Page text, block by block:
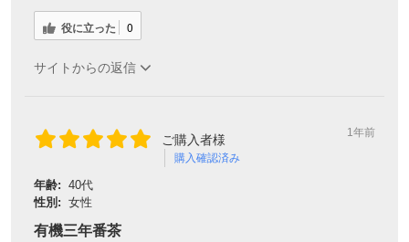
役に立った 0
サイトからの返信
ご購入者様
購入確認済み
1年前
年齢: 40代
性別: 女性
有機三年番茶